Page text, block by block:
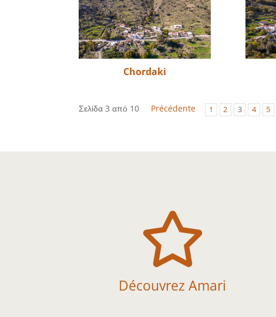
Chordaki
Σελίδα 3 από 10 Précédente 1 2 3 4 5

Découvrez Amari